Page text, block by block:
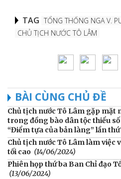
TAG TỔNG THỐNG NGA V.
CHỦ TỊCH NƯỚC TÔ LÂM
BÀI CÙNG CHỦ ĐỀ
Chủ tịch nước Tô Lâm gặp mặt
trong đồng bào dân tộc thiểu
“Điểm tựa của bản làng” lần
Chủ tịch nước Tô Lâm làm việc
tối cao (14/06/2024)
Phiên họp thứ ba Ban Chỉ đạo
(13/06/2024)